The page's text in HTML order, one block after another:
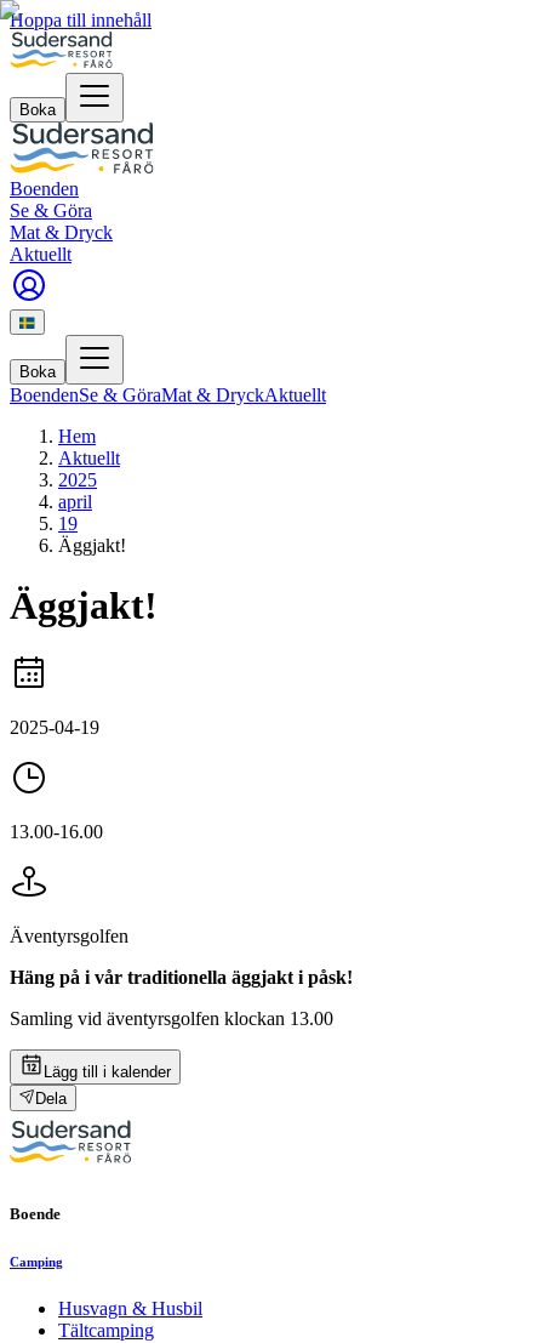
Hoppa till innehåll
Boka
Boenden
Se & Göra
Mat & Dryck
Aktuellt
Boka
BoendenSe & GöraMat & DryckAktuellt
Hem
Aktuellt
2025
april
19
Äggjakt!
Äggjakt!
2025-04-19
13.00-16.00
Äventyrsgolfen
Häng på i vår traditionella äggjakt i påsk!
Samling vid äventyrsgolfen klockan 13.00
Lägg till i kalender
Dela
Boende
Camping
Husvagn & Husbil
Tältcamping